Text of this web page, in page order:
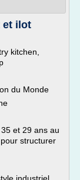
et ilot
kitchen,
du Monde
et 29 ans au
structurer